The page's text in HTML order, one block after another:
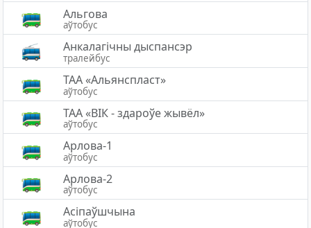
Альгова
аўтобус
Анкалагічны дыспансэр
тралейбус
ТАА «Альянспласт»
аўтобус
ТАА «ВІК - здароўе жывёл»
аўтобус
Арлова-1
аўтобус
Арлова-2
аўтобус
Асіпаўшчына
аўтобус